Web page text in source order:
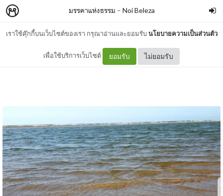
เราใช้คุ๊กกี้บนเว็บไซต์ของเรา กรุณาอ่านและยอมรับนโยบายความเป็นส่วนตัว
เพื่อใช้บริการเว็บไซต์ ยอมรับ ไม่ยอมรับ
มรรคาแห่งธรรม – Noi Beleza
เรา..รับมือความโกรธอย่างไรดี